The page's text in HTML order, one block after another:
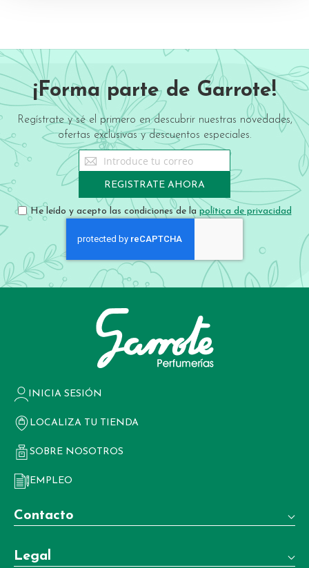
¡Forma parte de Garrote!
Regístrate y sé el primero en descubrir nuestras novedades,
ofertas exclusivas y descuentos especiales.
Sign
Up
for
Our
Newsletter:
REGISTRATE AHORA
He leído y acepto las condiciones de la política de privacidad
INICIA SESIÓN
LOCALIZA TU TIENDA
SOBRE NOSOTROS
EMPLEO
Contacto
Teléfono:
+34 981 22 97 83
Legal